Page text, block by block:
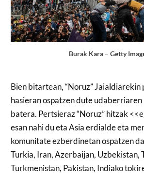
Burak Kara – Getty
Bien bitartean, “Noruz”
hasieran ospatzen dute
batera. Pertsieraz “Noruz” hitzak
esan nahi du eta Asia erdialde eta
komunitate ezberdinetan ospatzen
Turkia, Iran, Azerbaijan, Uzbekistan,
Turkmenistan, Pakistan, Indiako